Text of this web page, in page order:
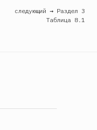
следующий → Раздел 3
Таблица 8.1